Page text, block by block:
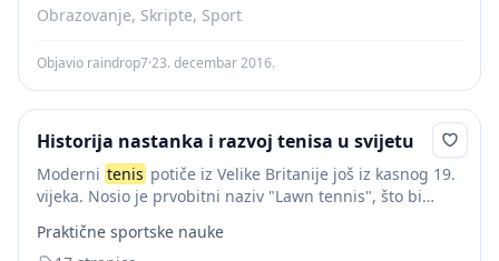
Obrazovanje, Skripte, Sport
Objavio raindrop7·23. decembar 2016.
Historija nastanka i razvoj tenisa u svijetu
Moderni tenis potiče iz Velike Britanije još iz kasnog 19.
vijeka. Nosio je prvobitni naziv "Lawn tennis", što bi
popularnost u Evropi,...
Praktične sportske nauke